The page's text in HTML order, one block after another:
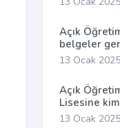
Açık
belgeler
13 Ocak
Açık
Lisesine
13 Ocak